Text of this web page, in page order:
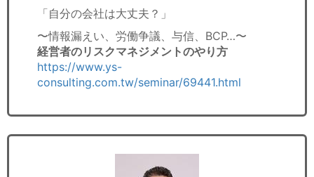
「自分の会社は大丈夫？」
〜情報漏えい、労働争議、与信、BCP…〜
経営者のリスクマネジメントのやり方
https://www.ys-
consulting.com.tw/seminar/69441.html